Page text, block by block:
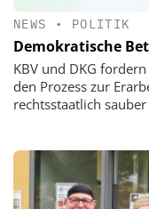
NEWS • POLITIK
Demokratische
KBV und DKG
den Prozess zur
rechtsstaatlich